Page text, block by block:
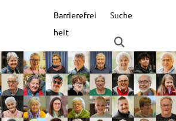
Barrierefrei
heit
Suche